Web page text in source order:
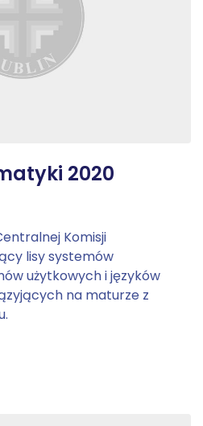
2020
Komisji
lisy systemów
użytkowych i języków
na maturze z